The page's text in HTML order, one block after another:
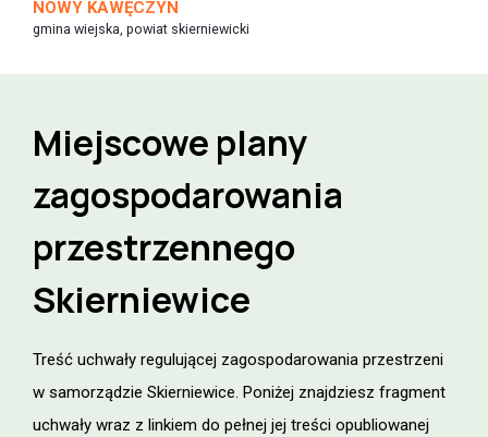
NOWY KAWĘCZYN
gmina wiejska, powiat skierniewicki
Miejscowe plany
zagospodarowania
przestrzennego
Skierniewice
Treść uchwały regulującej zagospodarowania przestrzeni
w samorządzie Skierniewice. Poniżej znajdziesz fragment
uchwały wraz z linkiem do pełnej jej treści opubliowanej